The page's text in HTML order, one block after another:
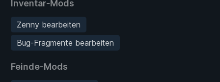
Inventar-Mods
Zenny bearbeiten
Bug-Fragmente bearbeiten
Feinde-Mods